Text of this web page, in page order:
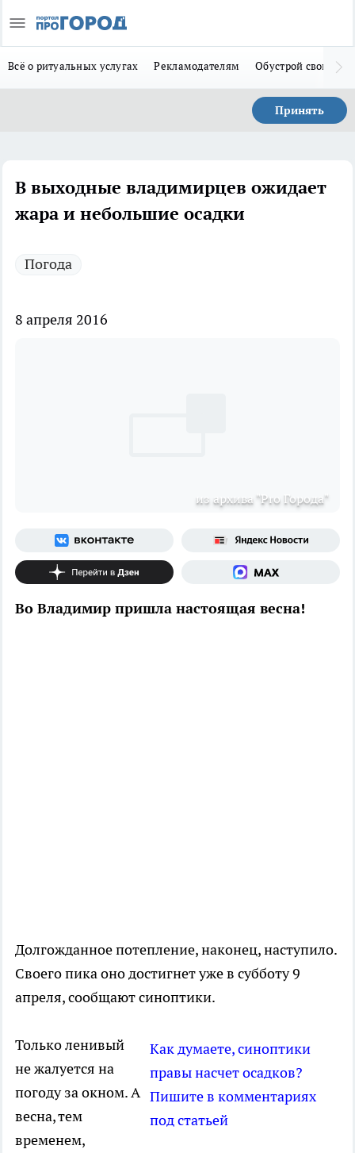
Всё о ритуальных услугах Рекламодателям Обустрой свой дом
Принять
В выходные владимирцев ожидает
жара и небольшие осадки
Погода
8 апреля 2016
из архива "Pro Города"
Во Владимир пришла настоящая весна!
Долгожданное потепление, наконец, наступило.
Своего пика оно достигнет уже в субботу 9
апреля, сообщают синоптики.
Как думаете, синоптики
правы насчет осадков?
Пишите в комментариях
под статьей
Только ленивый
не жалуется на
погоду за окном. А
весна, тем
временем,